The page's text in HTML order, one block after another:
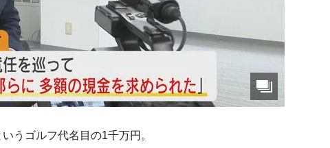
うゴルフ代名目の1千万円。